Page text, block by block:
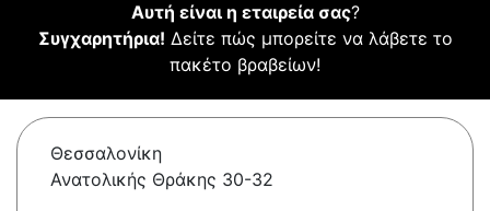
Αυτή είναι η εταιρεία σας?
Συγχαρητήρια! Δείτε πώς μπορείτε να λάβετε το
πακέτο βραβείων!
Θεσσαλονίκη
Ανατολικής Θράκης 30-32